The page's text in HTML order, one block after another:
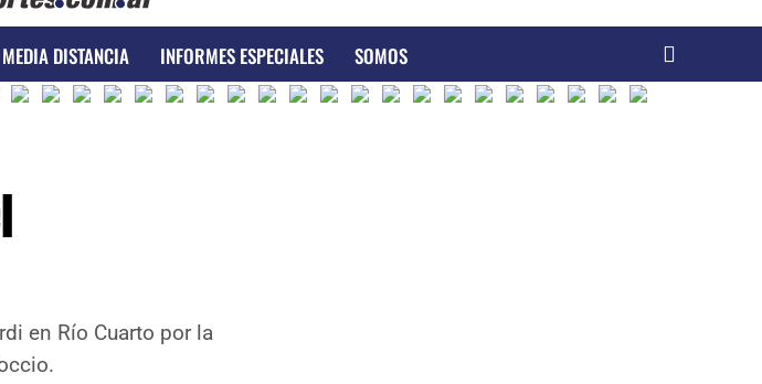
MEDIA DISTANCIA INFORMES ESPECIALES SOMOS
en Río Cuarto por la